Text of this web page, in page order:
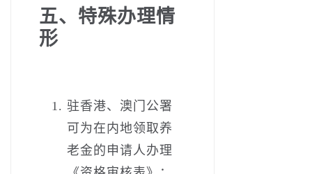
五、特殊办理情
形
驻香港、澳门公署
可为在内地领取养
老金的申请人办理